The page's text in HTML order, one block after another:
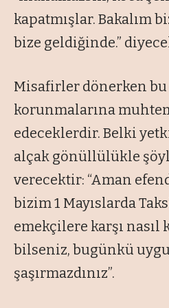
kapatmışlar. Bakalım
bize geldiğinde.”
Misafirler dönerken bu
korunmalarına
edeceklerdir. Belki
alçak gönüllülükle
verecektir: “Aman
bizim 1 Mayıslarda
emekçilere karşı
bilseniz, bugünkü
şaşırmazdınız”.